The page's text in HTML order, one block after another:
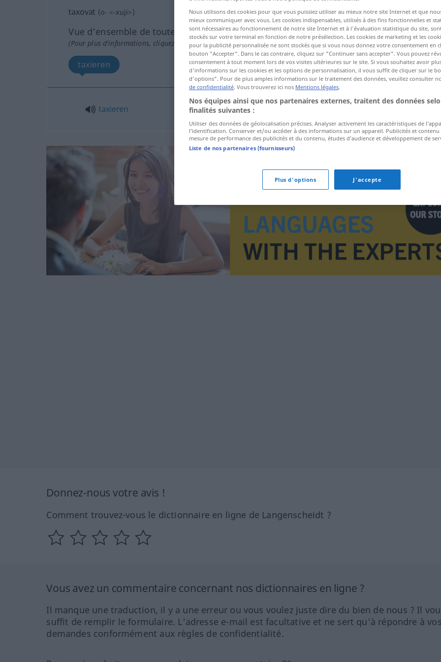
taxovat (o- <-xuji>)
Vue d'ensemble de toutes les traductions
(Pour plus d'informations, cliquez sur/touchez la traduction)
taxieren
taxieren
Donnez-nous votre avis !
Comment trouvez-vous le dictionnaire en ligne de Langenscheidt ?
Vous avez un commentaire concernant nos dictionnaires en ligne ?
Il manque une traduction, il y a une erreur ou vous voulez juste dire du bien de nous ? Il
suffit de remplir le formulaire. L'adresse e-mail est facultative et ne sert qu'à répondre à
demandes conformément aux règles de confidentialité.
Nous utilisons des cookies pour que vous puissiez utiliser au mieux notre site Internet et que
mieux communiquer avec vous. Les cookies indispensables, utilisés à des fins fonctionnelles et
sont nécessaires au fonctionnement de notre site Internet et à l'évaluation statistique du site,
stockés sur votre terminal en fonction de notre présélection. Les cookies de marketing et les
pour la publicité personnalisée ne sont stockés que si vous nous donnez votre consentement en
bouton "Accepter". Dans le cas contraire, cliquez sur "Continuer sans accepter". Vous pouvez
consentement à tout moment lors de vos visites ultérieures sur le site. Si vous souhaitez avoir
d'informations sur les cookies et les options de personnalisation, il vous suffit de cliquer sur le
d'options". Pour de plus amples informations sur le traitement des données, veuillez consulter
de confidentialité. Vous trouverez ici nos Mentions légales.
Nos équipes ainsi que nos partenaires externes, traitent des données
finalités suivantes :
Utiliser des données de géolocalisation précises. Analyser activement les caractéristiques de
l’identification. Conserver et/ou accéder à des informations sur un appareil. Publicités et contenu
mesure de performance des publicités et du contenu, études d’audience et développement de
Liste de nos partenaires (fournisseurs)
Plus d'options J'accepte